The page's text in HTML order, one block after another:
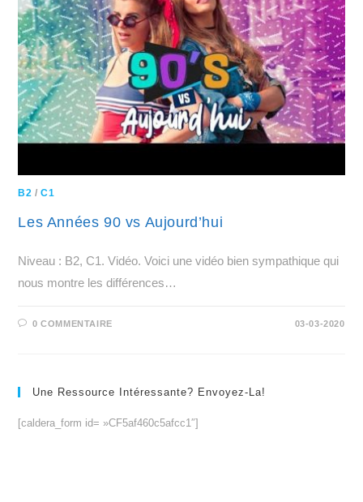
B2 /C1
Les Années 90 vs Aujourd’hui
Niveau : B2, C1. Vidéo. Voici une vidéo bien sympathique qui
nous montre les différences…
0 COMMENTAIRE 03-03-2020
Une Ressource Intéressante? Envoyez-La!
[caldera_form id= »CF5af460c5afcc1″]